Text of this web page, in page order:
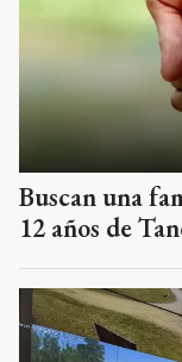
Buscan una
12 años de